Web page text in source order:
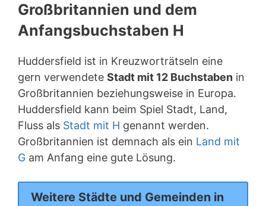
Großbritannien und dem
Anfangsbuchstaben H
Huddersfield ist in Kreuzworträtseln eine
gern verwendete Stadt mit 12 Buchstaben in
Großbritannien beziehungsweise in Europa.
Huddersfield kann beim Spiel Stadt, Land,
Fluss als Stadt mit H genannt werden.
Großbritannien ist demnach als ein Land mit
G am Anfang eine gute Lösung.
Weitere Städte und Gemeinden in